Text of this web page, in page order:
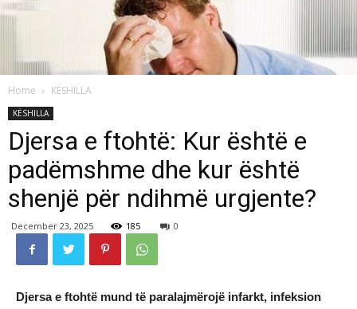
Home KËSHILLA
KËSHILLA
Djersa e ftohtë: Kur është e
padëmshme dhe kur është
shenjë për ndihmë urgjente?
December 23, 2025 185 0
Djersa e ftohtë mund të paralajmërojë infarkt, infeksion